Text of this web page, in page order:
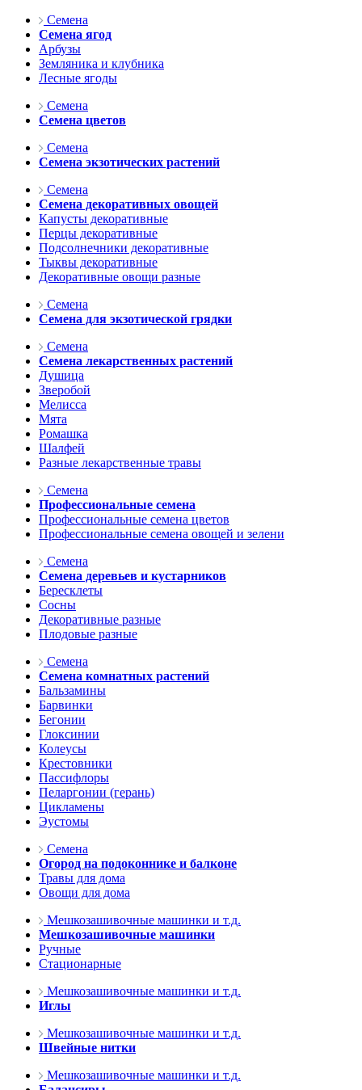
Семена
Семена ягод
Арбузы
Земляника и клубника
Лесные ягоды
Семена
Семена цветов
Семена
Семена экзотических растений
Семена
Семена декоративных овощей
Капусты декоративные
Перцы декоративные
Подсолнечники декоративные
Тыквы декоративные
Декоративные овощи разные
Семена
Семена для экзотической грядки
Семена
Семена лекарственных растений
Душица
Зверобой
Мелисса
Мята
Ромашка
Шалфей
Разные лекарственные травы
Семена
Профессиональные семена
Профессиональные семена цветов
Профессиональные семена овощей и зелени
Семена
Семена деревьев и кустарников
Бересклеты
Сосны
Декоративные разные
Плодовые разные
Семена
Семена комнатных растений
Бальзамины
Барвинки
Бегонии
Глоксинии
Колеусы
Крестовники
Пассифлоры
Пеларгонии (герань)
Цикламены
Эустомы
Семена
Огород на подоконнике и балконе
Травы для дома
Овощи для дома
Мешкозашивочные машинки и т.д.
Мешкозашивочные машинки
Ручные
Стационарные
Мешкозашивочные машинки и т.д.
Иглы
Мешкозашивочные машинки и т.д.
Швейные нитки
Мешкозашивочные машинки и т.д.